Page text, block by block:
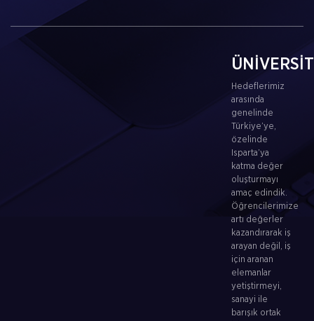
Hedeflerimiz
arasında
genelinde
Türkiye’ye,
özelinde
Isparta’ya
katma değer
oluşturmayı
amaç edindik.
Öğrencilerimize
artı değerler
kazandırarak iş
arayan değil, iş
için aranan
elemanlar
yetiştirmeyi,
sanayi ile
barışık ortak